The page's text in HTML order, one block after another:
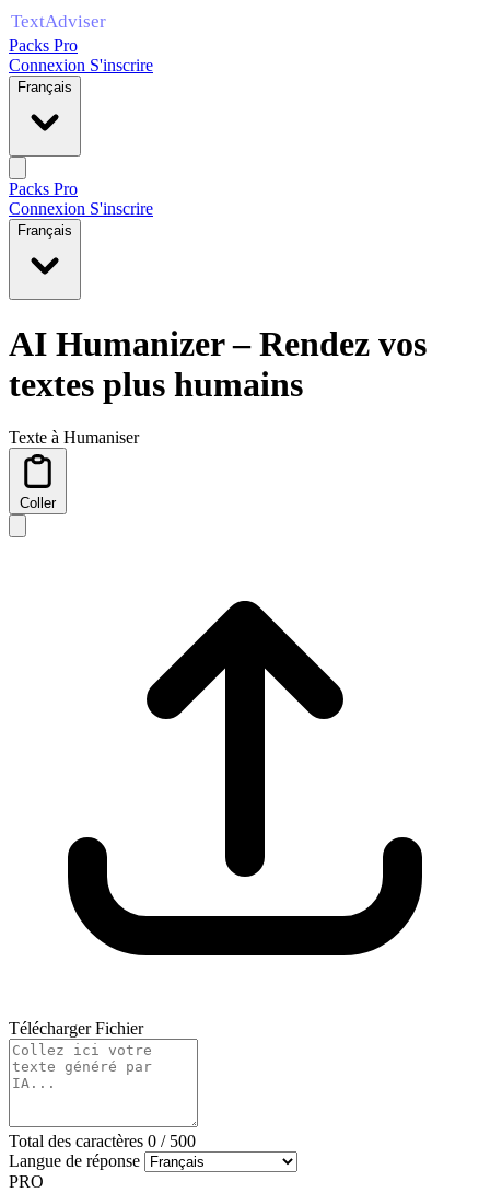
Packs Pro
Connexion S'inscrire
Français
Packs Pro
Connexion S'inscrire
Français
AI Humanizer – Rendez vos
textes plus humains
Texte à Humaniser
Coller
Télécharger Fichier
Total des caractères 0 / 500
Langue de réponse
PRO